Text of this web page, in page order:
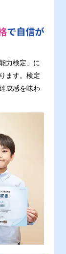
で自信が
力検定」に
ます。検定
成感を味わ